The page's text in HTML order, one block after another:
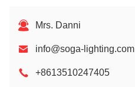
Mrs. Danni
info@soga-lighting.com
+8613510247405